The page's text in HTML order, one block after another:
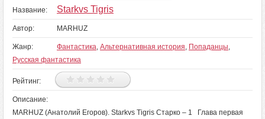
Название: Starkvs Tigris
Автор: MARHUZ
Жанр: Фантастика, Альтернативная история, Попаданцы,
Русская фантастика
Рейтинг:
Описание:
MARHUZ (Анатолий Егоров). Starkvs Tigris Старко – 1 Глава первая